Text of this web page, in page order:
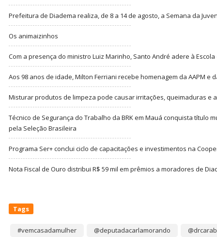
Prefeitura de Diadema realiza, de 8 a 14 de agosto, a Semana da
Os animaizinhos
Com a presença do ministro Luiz Marinho, Santo André adere à
Aos 98 anos de idade, Milton Ferriani recebe homenagem da AAPM e
Misturar produtos de limpeza pode causar irritações, queimaduras e
Técnico de Segurança do Trabalho da BRK em Mauá conquista título
pela Seleção Brasileira
Programa Ser+ conclui ciclo de capacitações e investimentos na
Nota Fiscal de Ouro distribui R$ 59 mil em prêmios a moradores de
Tags
#vemcasadamulher @deputadacarlamorando